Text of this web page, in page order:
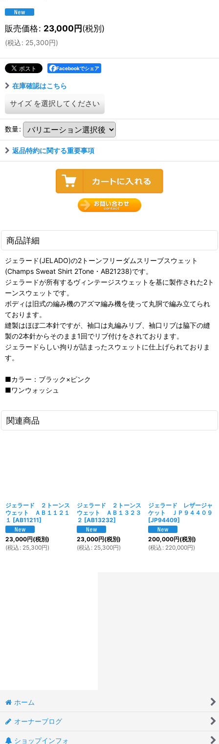
販売価格: 23,000円(税別)
(税込: 25,300円)
Facebookでシェア
在庫確認はこちら
サイズ を選択してください
数量:
返品特約に関する重要事項
商品詳細
ジェラード(JELADO)の2トーンフリーダムスリーブスウェット
(Champs Sweat Shirt 2Tone・AB21238)です。
ジェラードが所有するヴィンテージスウェットを基に製作された2ト
ーンスウェットです。
ボディは旧式の編み機のアズマ編み機を使って丸胴で編み立てられ
ております。
縫製はほぼ二本針ですが、袖口は丸編みリブ、袖口リブは脇下の縫
製の2本針からそのまま1回でリブ付けをされております。
ジェラードらしい拘りが詰まったスウェットに仕上げられておりま
す。
■カラー：ブラック×ピンク
■ワンウォッシュ
関連商品
ジェラード ２トーンス
ウェット ＡＢ１１２１
１ [AB11211]
23,000円(税別)
(税込 : 25,300円)
ジェラード ２トーンス
ウェット ＡＢ１３２３
２ [AB13232]
23,000円(税別)
(税込 : 25,300円)
ジェラード レザージャ
ケット ＪＰ９４４０９
[JP94409]
200,000円(税別)
(税込 : 220,000円)
ホーム
オーナーブログ
ショップインフォ